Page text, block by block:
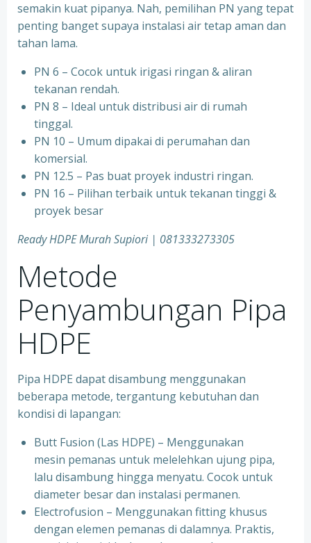
semakin kuat pipanya. Nah, pemilihan PN yang tepat
penting banget supaya instalasi air tetap aman dan
tahan lama.
PN 6 – Cocok untuk irigasi ringan & aliran
tekanan rendah.
PN 8 – Ideal untuk distribusi air di rumah
tinggal.
PN 10 – Umum dipakai di perumahan dan
komersial.
PN 12.5 – Pas buat proyek industri ringan.
PN 16 – Pilihan terbaik untuk tekanan tinggi &
proyek besar
Ready HDPE Murah Supiori | 081333273305
Metode
Penyambungan Pipa
HDPE
Pipa HDPE dapat disambung menggunakan
beberapa metode, tergantung kebutuhan dan
kondisi di lapangan:
Butt Fusion (Las HDPE) – Menggunakan
mesin pemanas untuk melelehkan ujung pipa,
lalu disambung hingga menyatu. Cocok untuk
diameter besar dan instalasi permanen.
Electrofusion – Menggunakan fitting khusus
dengan elemen pemanas di dalamnya. Praktis,